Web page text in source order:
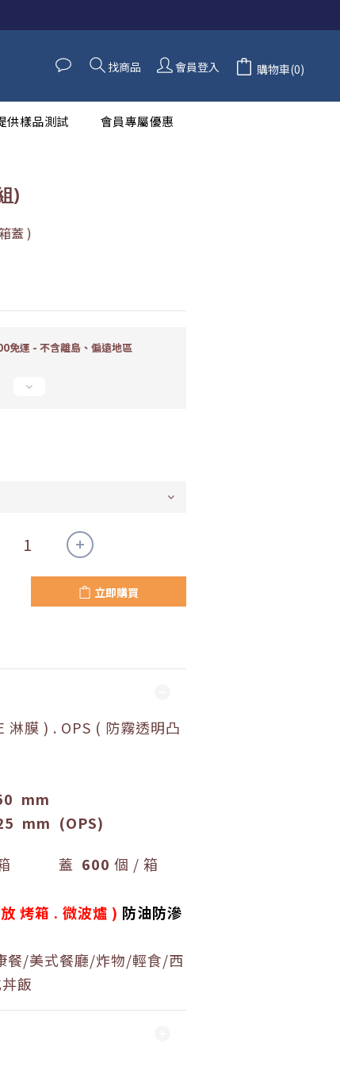
找商品 會員登入 購物車(0)
供樣品測試 會員專屬優惠
)
蓋 )
免運 - 不含離島、偏遠地區
立即購買
淋膜 ) . OPS ( 防霧透明凸
mm
mm (OPS)
箱 蓋 600 個 / 箱
烤箱 . 微波爐 ) 防油防滲
餐/美式餐廳/炸物/輕食/西
飯
立即購買